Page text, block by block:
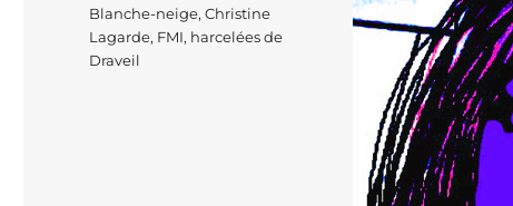
Étiquettes
Blanche-neige,Christine
Lagarde, FMI, harcelées de
Draveil